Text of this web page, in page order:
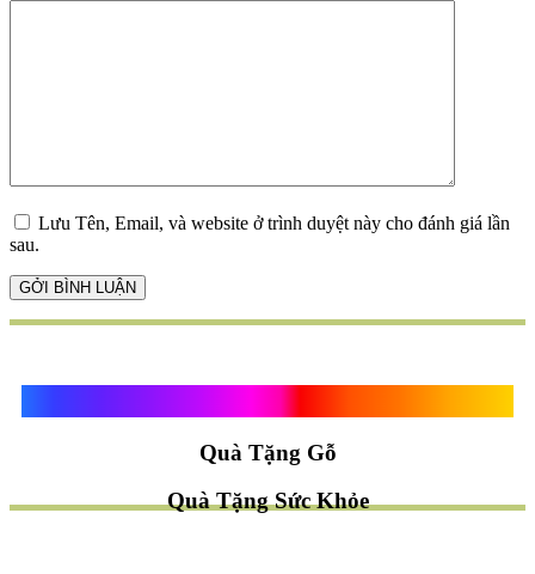
Lưu Tên, Email, và website ở trình duyệt này cho đánh giá lần
sau.
Quà Tặng Gỗ
Quà Tặng Sức Khỏe